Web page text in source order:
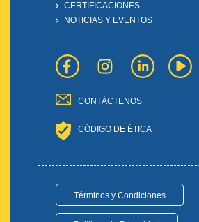
CERTIFICACIONES
NOTICIAS Y EVENTOS
CONTÁCTENOS
CÓDIGO DE ÉTICA
Términos y Condiciones